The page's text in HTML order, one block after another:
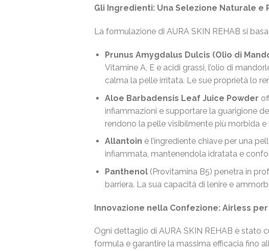
Gli Ingredienti: Una Selezione Naturale e
La formulazione di AURA SKIN REHAB si
Prunus Amygdalus Dulcis (Olio di
Vitamine A, E e acidi grassi, l’olio di
calma la pelle irritata. Le sue proprietà lo
Aloe Barbadensis Leaf Juice Powder
infiammazioni e supportare la guarigione
rendono la pelle visibilmente più morbida e
Allantoin è l’ingrediente chiave per una
infiammata, mantenendola idratata e
Panthenol(Provitamina B5) penetra in
barriera. La sua capacità di lenire e
Innovazione nella Confezione: Airless
Ogni dettaglio di AURA SKIN REHAB è stato
formula e garantire la massima efficacia fino